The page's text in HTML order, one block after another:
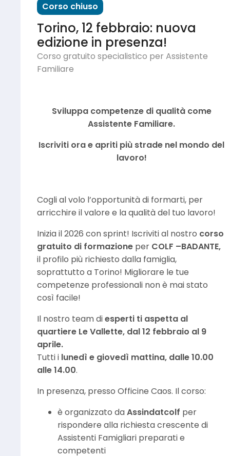
Corso chiuso
Torino, 12 febbraio: nuova
edizione in presenza!
Corso gratuito specialistico per Assistente
Familiare
Sviluppa competenze di qualità come
Assistente Familiare.
Iscriviti ora e apriti più strade nel mondo del
lavoro!
Cogli al volo l’opportunità di formarti, per
arricchire il valore e la qualità del tuo lavoro!
Inizia il 2026 con sprint! Iscriviti al nostro corso
gratuito di formazione per COLF –BADANTE,
il profilo più richiesto dalla famiglia,
soprattutto a Torino! Migliorare le tue
competenze professionali non è mai stato
così facile!
Il nostro team diesperti ti aspetta al
quartiere Le Vallette, dal 12 febbraio al 9
aprile.
Tutti i lunedì e giovedì mattina, dalle 10.00
alle 14.00.
In presenza, presso Officine Caos. Il corso:
è organizzato daAssindatcolf per
rispondere alla richiesta crescente di
Assistenti Famigliari preparati e
competenti